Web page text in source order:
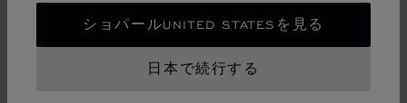
ショパールUNITED STATESを見る
日本で続行する
Saudi Arabia
+966 (11) 2110017